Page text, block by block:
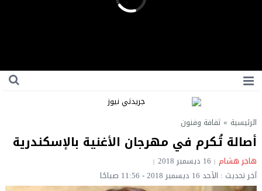
الرئيسية » ثقافة وفنون
أصالة تُكرم في مهرجان الأغنية بالإسكندرية
هاجر هشام 16 ديسمبر 2018
آخر تحديث : الأحد 16 ديسمبر 2018 - 11:56 صباحًا